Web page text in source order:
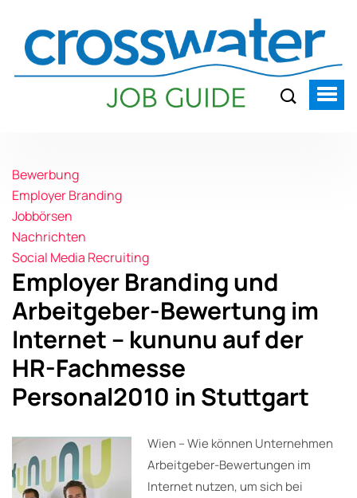
Bewerbung
Employer Branding
Jobbörsen
Nachrichten
Social Media Recruiting
Employer Branding und
Arbeitgeber-Bewertung im
Internet – kununu auf der
HR-Fachmesse
Personal2010 in Stuttgart
Wien – Wie können Unternehmen
Arbeitgeber-Bewertungen im
Internet nutzen, um sich bei